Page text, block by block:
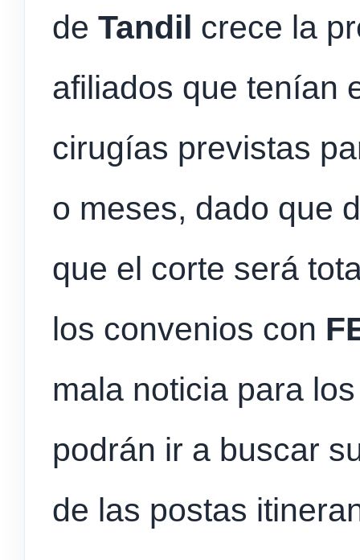
de Tandil crece la
afiliados que tenían
cirugías previstas
o meses, dado que
que el corte será
los convenios con
mala noticia para
podrán ir a buscar
de las postas